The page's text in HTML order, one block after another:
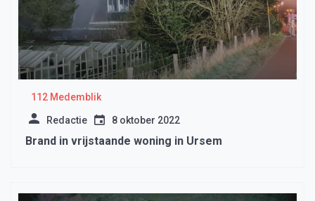
112 Medemblik
Redactie 8 oktober 2022
Brand in vrijstaande woning in Ursem